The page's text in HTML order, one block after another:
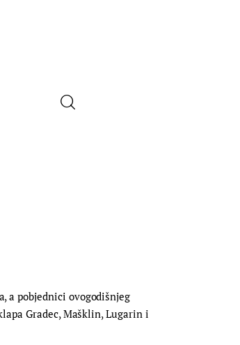
a pobjednici ovogodišnjeg
Gradec, Mašklin, Lugarin i